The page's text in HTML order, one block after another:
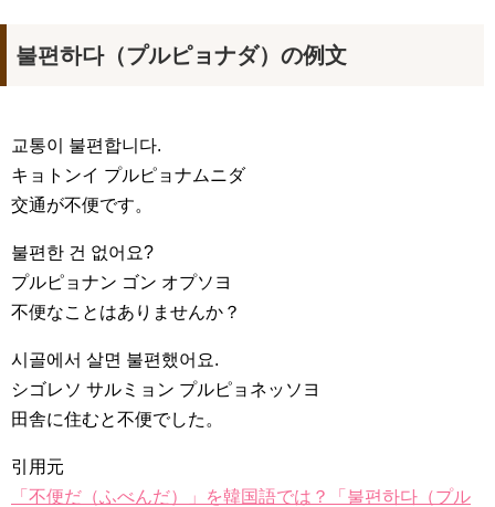
불편하다（プルピョナダ）の例文
교통이 불편합니다.
キョトンイ プルピョナムニダ
交通が不便です。
불편한 건 없어요?
プルピョナン ゴン オプソヨ
不便なことはありませんか？
시골에서 살면 불편했어요.
シゴレソ サルミョン プルピョネッソヨ
田舎に住むと不便でした。
引用元
「不便だ（ふべんだ）」を韓国語では？「불편하다（プル